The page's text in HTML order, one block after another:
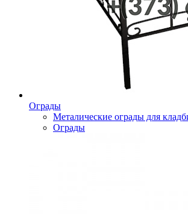
Ограды
Металические ограды для
Ограды